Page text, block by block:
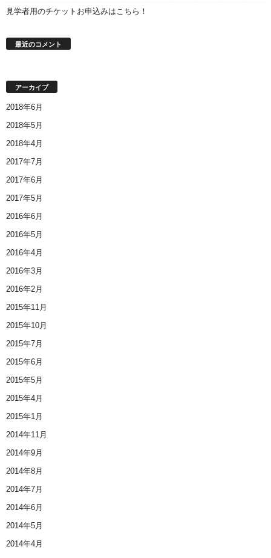
見学者用のチケットお申込みはこちら！
最近のコメント
アーカイブ
2018年6月
2018年5月
2018年4月
2017年7月
2017年6月
2017年5月
2016年6月
2016年5月
2016年4月
2016年3月
2016年2月
2015年11月
2015年10月
2015年7月
2015年6月
2015年5月
2015年4月
2015年1月
2014年11月
2014年9月
2014年8月
2014年7月
2014年6月
2014年5月
2014年4月